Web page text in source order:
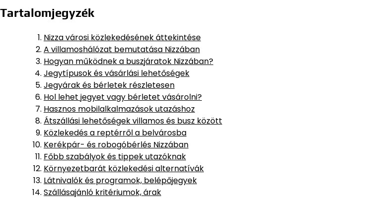
Tartalomjegyzék
Nizza városi közlekedésének áttekintése
A villamoshálózat bemutatása Nizzában
Hogyan működnek a buszjáratok Nizzában?
Jegytípusok és vásárlási lehetőségek
Jegyárak és bérletek részletesen
Hol lehet jegyet vagy bérletet vásárolni?
Hasznos mobilalkalmazások utazáshoz
Átszállási lehetőségek villamos és busz között
Közlekedés a reptérről a belvárosba
Kerékpár- és robogóbérlés Nizzában
Főbb szabályok és tippek utazóknak
Környezetbarát közlekedési alternatívák
Látnivalók és programok, belépőjegyek
Szállásajánló kritériumok, árak